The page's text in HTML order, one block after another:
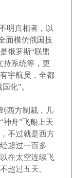
明真相者，以
面模仿俄国技
俄罗斯“联盟
持系统等，更
宇航员，全都
化”。
西方制裁，几
神舟”飞船上天
不过就是西方
超过一百多
在太空连续飞
超过五天。